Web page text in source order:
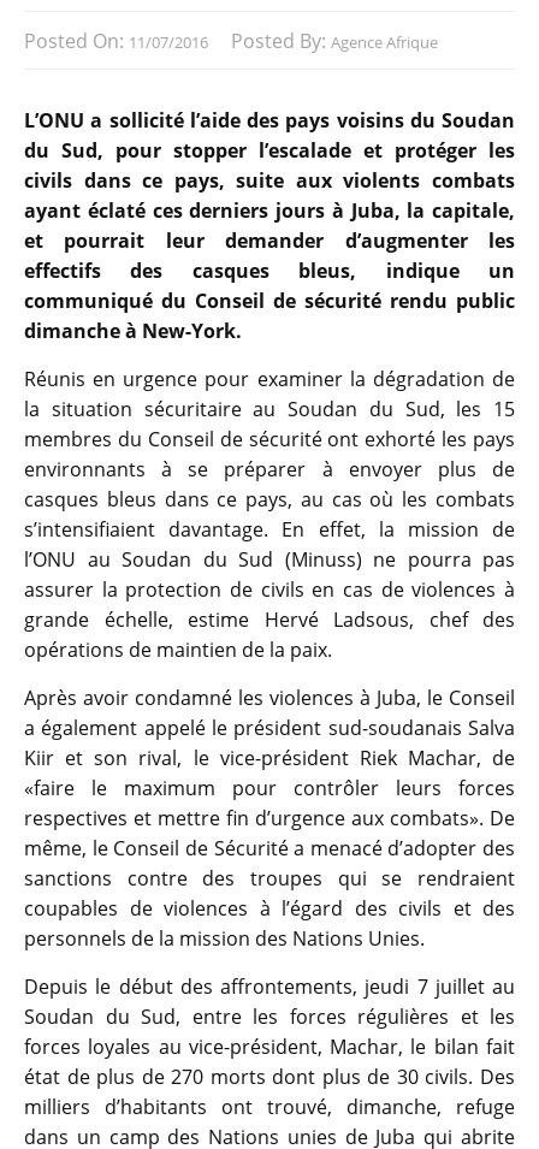
Posted On: 11/07/2016 Posted By: Agence Afrique
L’ONU a sollicité l’aide des pays voisins du Soudan
du Sud, pour stopper l’escalade et protéger les
civils dans ce pays, suite aux violents combats
ayant éclaté ces derniers jours à Juba, la capitale,
et pourrait leur demander d’augmenter les
effectifs des casques bleus, indique un
communiqué du Conseil de sécurité rendu public
dimanche à New-York.
Réunis en urgence pour examiner la dégradation de
la situation sécuritaire au Soudan du Sud, les 15
membres du Conseil de sécurité ont exhorté les pays
environnants à se préparer à envoyer plus de
casques bleus dans ce pays, au cas où les combats
s’intensifiaient davantage. En effet, la mission de
l’ONU au Soudan du Sud (Minuss) ne pourra pas
assurer la protection de civils en cas de violences à
grande échelle, estime Hervé Ladsous, chef des
opérations de maintien de la paix.
Après avoir condamné les violences à Juba, le Conseil
a également appelé le président sud-soudanais Salva
Kiir et son rival, le vice-président Riek Machar, de
«faire le maximum pour contrôler leurs forces
respectives et mettre fin d’urgence aux combats». De
même, le Conseil de Sécurité a menacé d’adopter des
sanctions contre des troupes qui se rendraient
coupables de violences à l’égard des civils et des
personnels de la mission des Nations Unies.
Depuis le début des affrontements, jeudi 7 juillet au
Soudan du Sud, entre les forces régulières et les
forces loyales au vice-président, Machar, le bilan fait
état de plus de 270 morts dont plus de 30 civils. Des
milliers d’habitants ont trouvé, dimanche, refuge
dans un camp des Nations unies de Juba qui abrite